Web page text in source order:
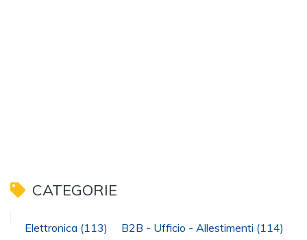
CATEGORIE
Elettronica (113) B2B - Ufficio - Allestimenti (114)